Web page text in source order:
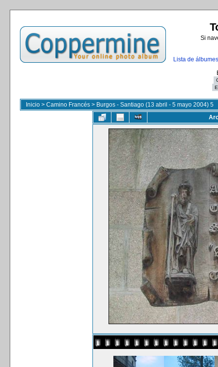
Si
Lista de álbumes
Inicio > Camino Francés > Burgos - Santiago (13 abril - 5 mayo 2004) 5